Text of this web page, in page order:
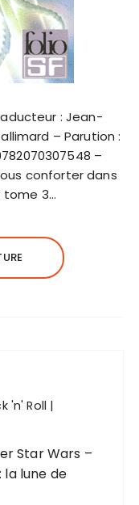
: Jean-
– Parution :
–
conforter dans
tome 3…
'n' Roll
Star Wars –
la lune de